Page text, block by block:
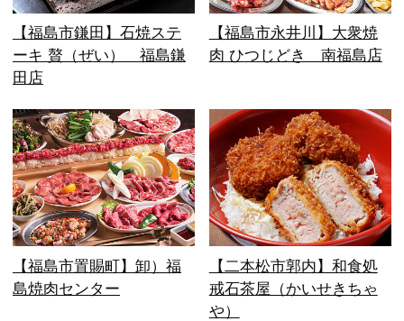
【福島市鎌田】石焼ステ
ーキ 贅（ぜい） 福島鎌
田店
【福島市永井川】大衆焼
肉 ひつじどき 南福島店
【福島市置賜町】卸）福
島焼肉センター
【二本松市郭内】和食処
戒石茶屋（かいせきちゃ
や）